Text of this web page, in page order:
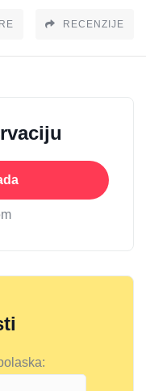
RECENZIJE